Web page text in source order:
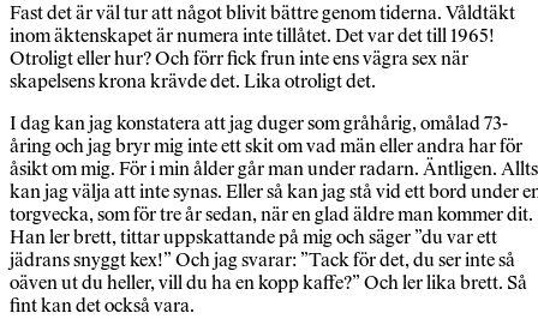
Fast det är väl tur att något blivit bättre genom tiderna. Våldtäkt
inom äktenskapet är numera inte tillåtet. Det var det till 1965!
Otroligt eller hur? Och förr fick frun inte ens vägra sex när
skapelsens krona krävde det. Lika otroligt det.
I dag kan jag konstatera att jag duger som gråhårig, omålad 73-
åring och jag bryr mig inte ett skit om vad män eller andra har för
åsikt om mig. För i min ålder går man under radarn. Äntligen.
kan jag välja att inte synas. Eller så kan jag stå vid ett bord under
torgvecka, som för tre år sedan, när en glad äldre man kommer dit.
Han ler brett, tittar uppskattande på mig och säger ”du var ett
jädrans snyggt kex!” Och jag svarar: ”Tack för det, du ser inte så
oäven ut du heller, vill du ha en kopp kaffe?” Och ler lika brett. Så
fint kan det också vara.